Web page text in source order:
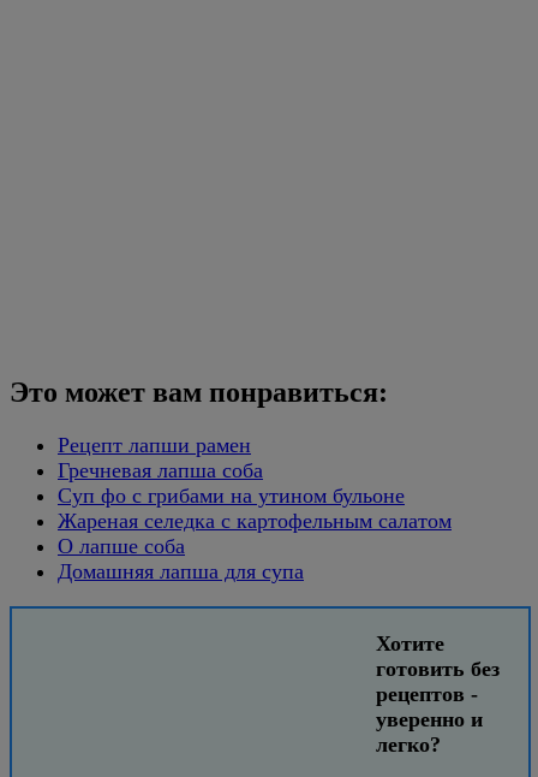
Это может вам понравиться:
Рецепт лапши рамен
Гречневая лапша соба
Суп фо с грибами на утином бульоне
Жареная селедка с картофельным салатом
О лапше соба
Домашняя лапша для супа
Хотите
готовить без
рецептов -
уверенно и
легко?